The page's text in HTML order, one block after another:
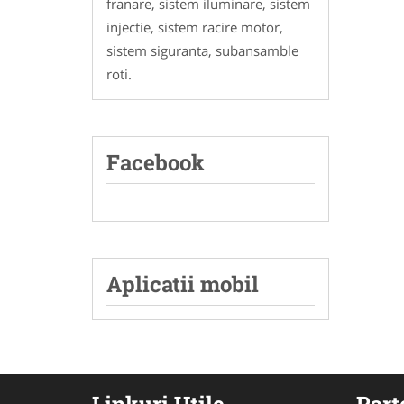
injectie, sistem racire motor,
sistem siguranta, subansamble
roti.
Facebook
Aplicatii mobil